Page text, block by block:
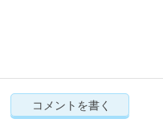
コメントを書く